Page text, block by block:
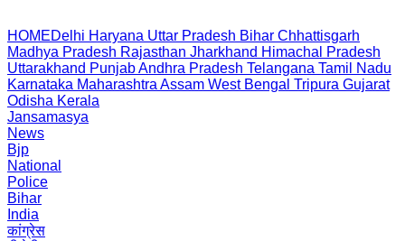
HOMEDelhi Haryana Uttar Pradesh Bihar Chhattisgarh
Madhya Pradesh Rajasthan Jharkhand Himachal Pradesh
Uttarakhand PunjabAndhra Pradesh Telangana Tamil Nadu
Karnataka Maharashtra Assam West Bengal Tripura Gujarat
Odisha Kerala
Jansamasya
News
Bjp
National
Police
Bihar
India
कांग्रेस